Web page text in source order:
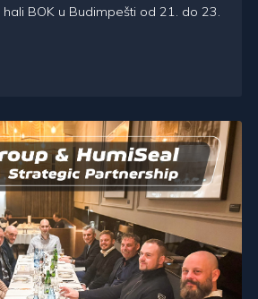
BOK u Budimpešti od 21. do 23.